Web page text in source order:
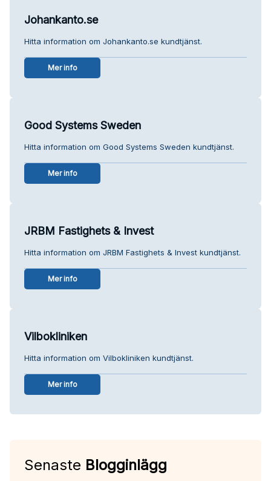
Johankanto.se
Hitta information om Johankanto.se kundtjänst.
Mer info
Good Systems Sweden
Hitta information om Good Systems Sweden kundtjänst.
Mer info
JRBM Fastighets & Invest
Hitta information om JRBM Fastighets & Invest kundtjänst.
Mer info
Vilbokliniken
Hitta information om Vilbokliniken kundtjänst.
Mer info
Senaste Blogginlägg